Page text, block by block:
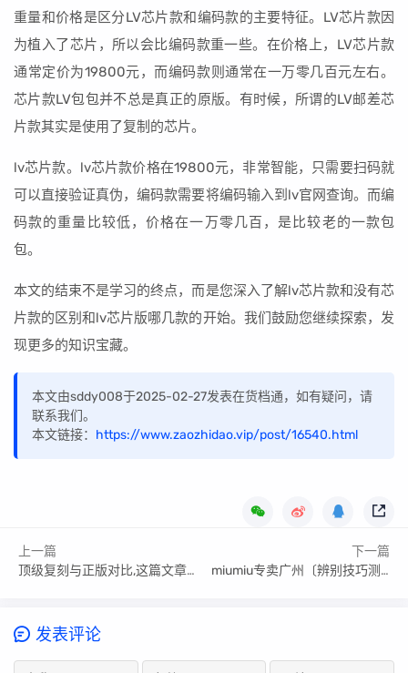
重量和价格是区分LV芯片款和编码款的主要特征。LV芯片款因
为植入了芯片，所以会比编码款重一些。在价格上，LV芯片款
通常定价为19800元，而编码款则通常在一万零几百元左右。
芯片款LV包包并不总是真正的原版。有时候，所谓的LV邮差芯
片款其实是使用了复制的芯片。
lv芯片款。lv芯片款价格在19800元，非常智能，只需要扫码就
可以直接验证真伪，编码款需要将编码输入到lv官网查询。而编
码款的重量比较低，价格在一万零几百，是比较老的一款包
包。
本文的结束不是学习的终点，而是您深入了解lv芯片款和没有芯
片款的区别和lv芯片版哪几款的开始。我们鼓励您继续探索，发
现更多的知识宝藏。
本文由sddy008于2025-02-27发表在货档通，如有疑问，请
联系我们。
本文链接： https://www.zaozhidao.vip/post/16540.html
上一篇
顶级复刻与正版对比,这篇文章给你答案
下一篇
miumiu专卖广州〔辨别技巧测评〕
发表评论